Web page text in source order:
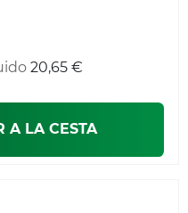
20,65 €
A LA CESTA